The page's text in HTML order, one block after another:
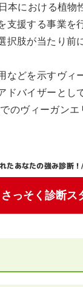
本における植
支援する事業を
択肢が当たり前
などを示すヴィ
ドバイザーとし
のヴィーガン
たあなたの強み診断！/
さっそく診断ス